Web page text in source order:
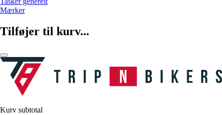
Mærker
Tilføjer til kurv...
Kurv subtotal